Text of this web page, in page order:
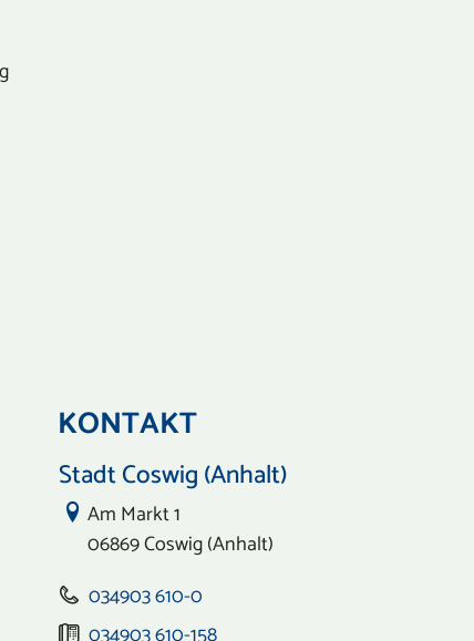
KONTAKT
Stadt Coswig (Anhalt)
Link zur Google-Maps Navigation
Am Markt 1
06869 Coswig (Anhalt)
034903 610-0
034903 610-158